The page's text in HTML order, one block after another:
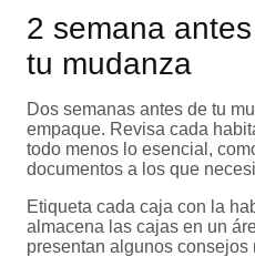
2 semana
tu mudanza
Dos semanas antes de tu
empaque. Revisa cada
todo menos lo esencial,
documentos a los que
Etiqueta cada caja con la
almacena las cajas en un
presentan algunos consejos